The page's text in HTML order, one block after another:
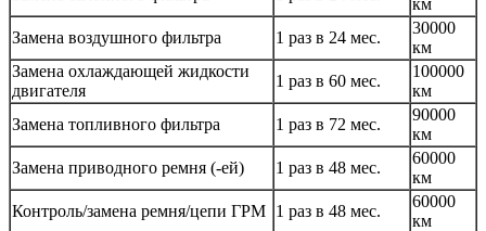
Замена воздушного фильтра
1 раз в 24 мес.
30000
км
Замена охлаждающей жидкости
двигателя
1 раз в 60 мес.
100000
км
Замена топливного фильтра
1 раз в 72 мес.
90000
км
Замена приводного ремня (-ей)
1 раз в 48 мес.
60000
км
Контроль/замена ремня/цепи ГРМ 1 раз в 48 мес.
60000
км